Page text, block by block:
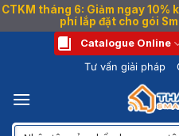
CTKM tháng 6: Giảm ngay 10%
phí lắp đặt cho gói
dung
Catalogue Online
Tư vấn giải pháp